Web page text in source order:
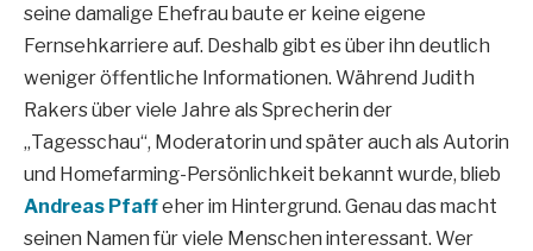
seine damalige Ehefrau baute er keine eigene
Fernsehkarriere auf. Deshalb gibt es über ihn deutlich
weniger öffentliche Informationen. Während Judith
Rakers über viele Jahre als Sprecherin der
„Tagesschau“, Moderatorin und später auch als Autorin
und Homefarming-Persönlichkeit bekannt wurde, blieb
Andreas Pfaffeher im Hintergrund. Genau das macht
seinen Namen für viele Menschen interessant. Wer